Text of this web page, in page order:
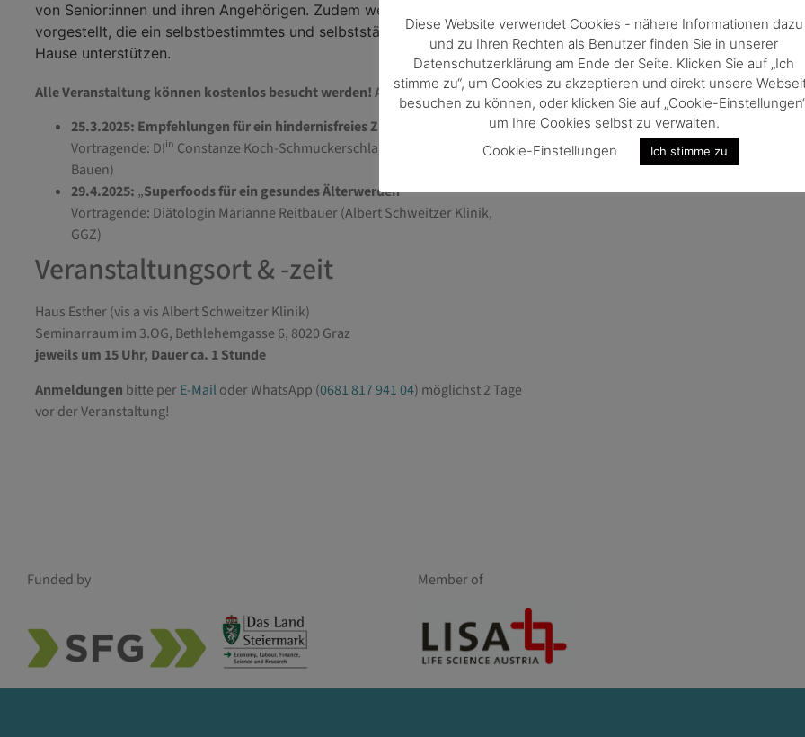
von Senior:innen und ihren Angehörigen. Zudem werden Technologien
vorgestellt, die ein selbstbestimmtes und selbstständiges Leben zu
Hause unterstützen.
Alle Veranstaltung können kostenlos besucht werden! Auch die folgenden:
25.3.2025: Empfehlungen für ein hindernisfreies Zuhause
Vortragende: DIin Constanze Koch-Schmuckerschlag (Referat Barrierefreies
Bauen)
29.4.2025: „Superfoods für ein gesundes Älterwerden“
Vortragende: Diätologin Marianne Reitbauer (Albert Schweitzer Klinik,
GGZ)
Veranstaltungsort & -zeit
Haus Esther (vis a vis Albert Schweitzer Klinik)
Seminarraum im 3.OG, Bethlehemgasse 6, 8020 Graz
jeweils um 15 Uhr, Dauer ca. 1 Stunde
Anmeldungen bitte perE-Mailoder WhatsApp (0681 817 941 04) möglichst 2 Tage
vor der Veranstaltung!
Funded by Member of
Diese Website verwendet Cookies - nähere Informationen dazu
und zu Ihren Rechten als Benutzer finden Sie in unserer
Datenschutzerklärung am Ende der Seite. Klicken Sie auf „Ich
stimme zu“, um Cookies zu akzeptieren und direkt unsere
besuchen zu können, oder klicken Sie auf „Cookie-
um Ihre Cookies selbst zu verwalten.
Cookie-Einstellungen
Ich stimme zu